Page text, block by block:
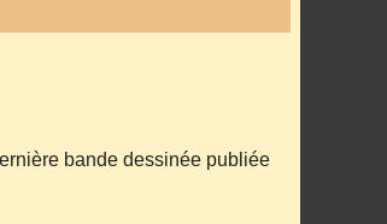
bande dessinée publiée